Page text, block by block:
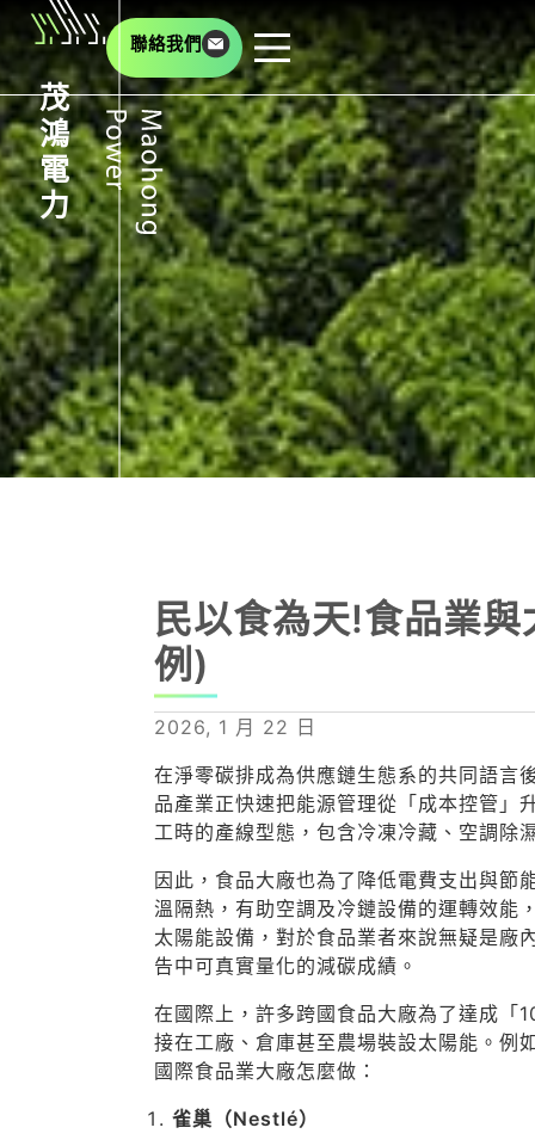
茂
鴻
電
力
聯絡我們
民以食為天!食品業
例)
2026, 1 月 22 日
在淨零碳排成為供應鏈生態系的共同語言
品產業正快速把能源管理從「成本控管」
工時的產線型態，包含冷凍冷藏、空調除
因此，食品大廠也為了降低電費支出與節
溫隔熱，有助空調及冷鏈設備的運轉效能
太陽能設備，對於食品業者來說無疑是廠
告中可真實量化的減碳成績。
在國際上，許多跨國食品大廠為了達成「
接在工廠、倉庫甚至農場裝設太陽能。例
國際食品業大廠怎麼做：
雀巢（Nestlé）